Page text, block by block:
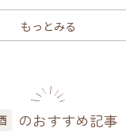
もっとみる
のおすすめ記事